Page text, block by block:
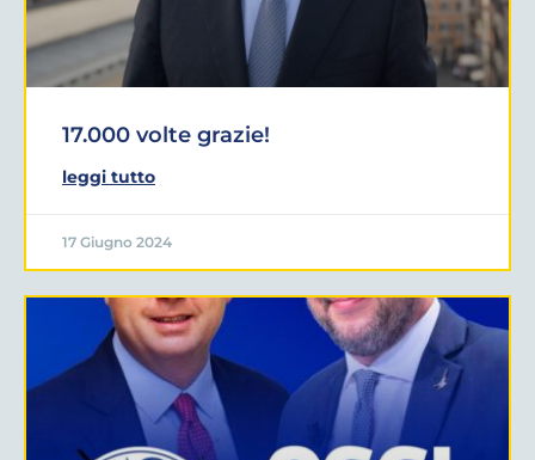
17.000 volte grazie!
leggi tutto
17 Giugno 2024